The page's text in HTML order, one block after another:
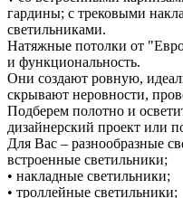
гардины; с трековыми
светильниками.
Натяжные потолки от
и функциональность.
Они создают ровную,
скрывают неровности,
Подберем полотно и
дизайнерский проект или
Для Вас – разнообразные
встроенные светильники;
• накладные светильники;
• троллейные светильники;